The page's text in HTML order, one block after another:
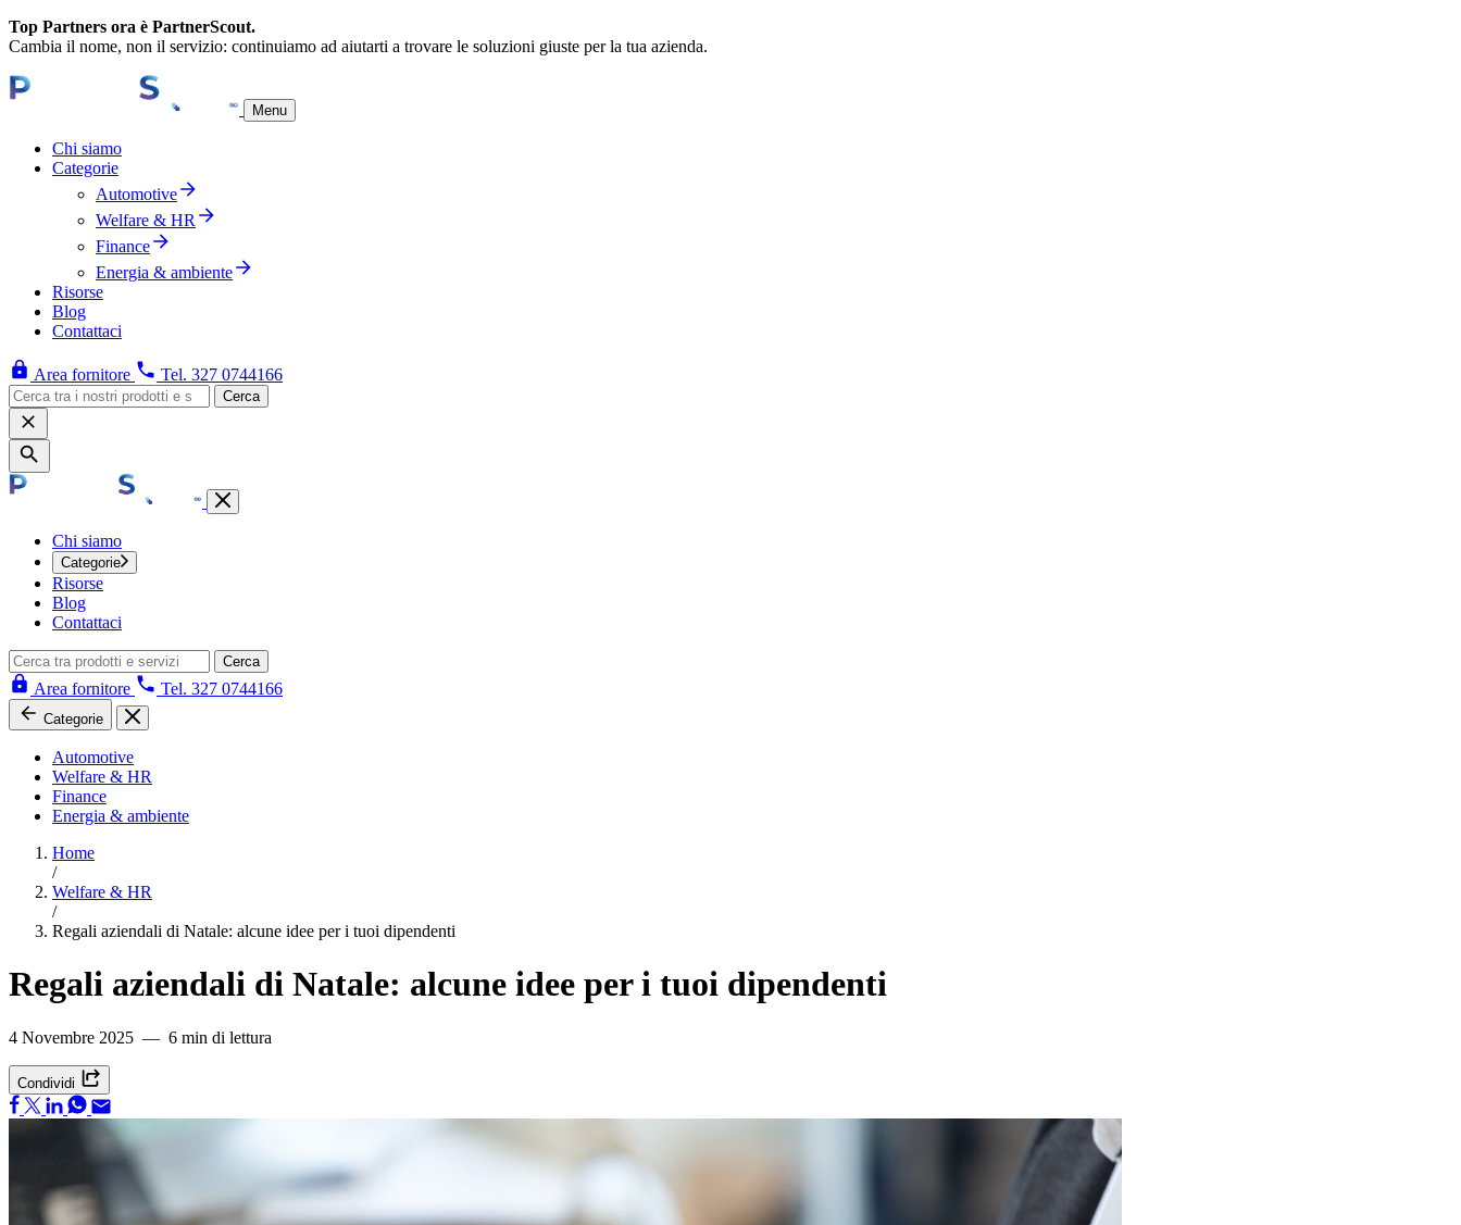
Top Partners ora è PartnerScout.
Cambia il nome, non il servizio: continuiamo ad aiutarti a trovare le soluzioni giuste per la tua azienda.
Menu
Chi siamo
Categorie
Automotive
Welfare & HR
Finance
Energia & ambiente
Risorse
Blog
Contattaci
Area fornitore Tel. 327 0744166
Cerca
Chi siamo
Categorie
Risorse
Blog
Contattaci
Cerca
Area fornitore Tel. 327 0744166
Categorie
Automotive
Welfare & HR
Finance
Energia & ambiente
Home
/
Welfare & HR
/
Regali aziendali di Natale: alcune idee per i tuoi dipendenti
Regali aziendali di Natale: alcune idee per i tuoi dipendenti
4 Novembre 2025 — 6 min di lettura
Condividi